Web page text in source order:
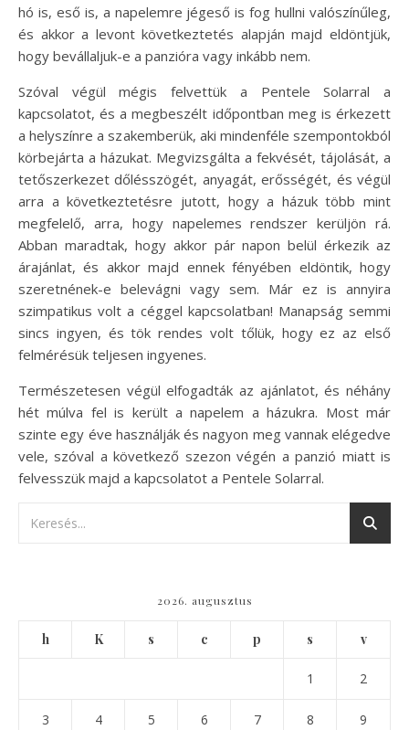
hó is, eső is, a napelemre jégeső is fog hullni valószínűleg,
és akkor a levont következtetés alapján majd eldöntjük,
hogy bevállaljuk-e a panzióra vagy inkább nem.
Szóval végül mégis felvettük a Pentele Solarral a
kapcsolatot, és a megbeszélt időpontban meg is érkezett
a helyszínre a szakemberük, aki mindenféle szempontokból
körbejárta a házukat. Megvizsgálta a fekvését, tájolását, a
tetőszerkezet dőlésszögét, anyagát, erősségét, és végül
arra a következtetésre jutott, hogy a házuk több mint
megfelelő, arra, hogy napelemes rendszer kerüljön rá.
Abban maradtak, hogy akkor pár napon belül érkezik az
árajánlat, és akkor majd ennek fényében eldöntik, hogy
szeretnének-e belevágni vagy sem. Már ez is annyira
szimpatikus volt a céggel kapcsolatban! Manapság semmi
sincs ingyen, és tök rendes volt tőlük, hogy ez az első
felmérésük teljesen ingyenes.
Természetesen végül elfogadták az ajánlatot, és néhány
hét múlva fel is került a napelem a házukra. Most már
szinte egy éve használják és nagyon meg vannak elégedve
vele, szóval a következő szezon végén a panzió miatt is
felvesszük majd a kapcsolatot a Pentele Solarral.
2026. augusztus
h K s c p s v
1 2
3 4 5 6 7 8 9